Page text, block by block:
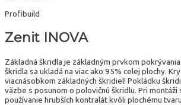
Profibuild
Zenit INOVA
Základná škridla je základným prvkom
škridla sa ukladá na viac ako 95% celej plochy.
viacnásobkom základných škridiel! Pokládku
väzbe s posunom o polovičnú škridlu. Pri montáži
používanie hrubších kontralát kvôli plochému